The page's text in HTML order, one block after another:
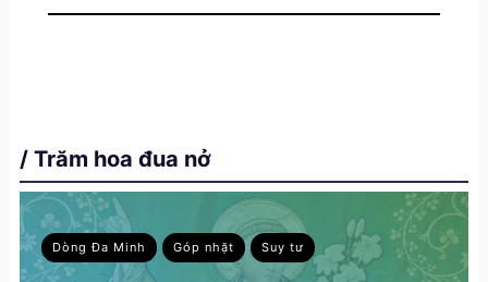
/ Trăm hoa đua nở
Dòng Đa Minh Góp nhặt Suy tư